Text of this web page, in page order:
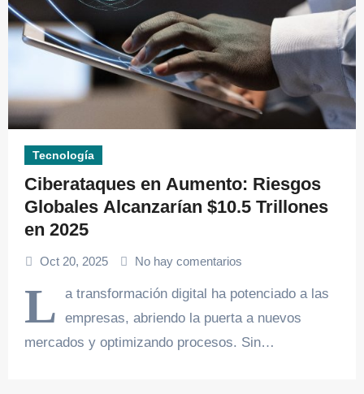
Tecnología
Ciberataques en Aumento: Riesgos
Globales Alcanzarían $10.5 Trillones
en 2025
Oct 20, 2025 No hay comentarios
L
a transformación digital ha potenciado a las
empresas, abriendo la puerta a nuevos
mercados y optimizando procesos. Sin…